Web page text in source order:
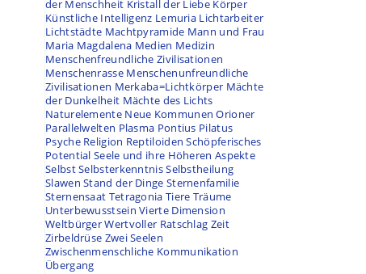
der Menschheit Kristall der Liebe Körper
Künstliche Intelligenz Lemuria Lichtarbeiter
Lichtstädte Machtpyramide Mann und Frau
Maria Magdalena Medien Medizin
Menschenfreundliche Zivilisationen
Menschenrasse Menschenunfreundliche
Zivilisationen Merkaba=Lichtkörper Mächte
der Dunkelheit Mächte des Lichts
Naturelemente Neue Kommunen Orioner
Parallelwelten Plasma Pontius Pilatus
Psyche Religion Reptiloiden Schöpferisches
Potential Seele und ihre Höheren Aspekte
SelbstSelbsterkenntnisSelbstheilung
Slawen Stand der Dinge Sternenfamilie
Sternensaat Tetragonia Tiere Träume
Unterbewusstsein Vierte Dimension
WeltbürgerWertvoller Ratschlag Zeit
Zirbeldrüse Zwei Seelen
Zwischenmenschliche Kommunikation
Übergang